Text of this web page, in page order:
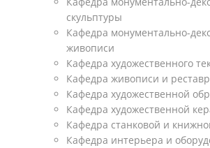
скульптуры
Кафедра монументально-
живописи
Кафедра художественного
Кафедра живописи и
Кафедра художественной
Кафедра художественной
Кафедра станковой и
Кафедра интерьера и